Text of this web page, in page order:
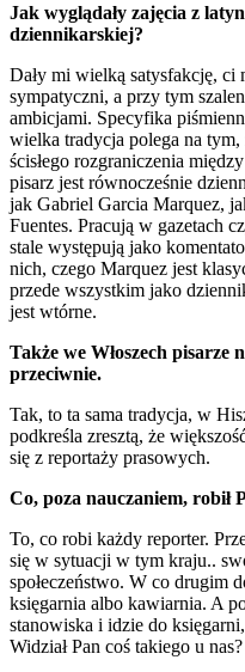
Jak wyglądały zajęcia z
dziennikarskiej?
Dały mi wielką satysfakcję, ci
sympatyczni, a przy tym
ambicjami. Specyfika
wielka tradycja polega na
ścisłego rozgraniczenia
pisarz jest równocześnie
jak Gabriel Garcia Marquez,
Fuentes. Pracują w gazetach
stale występują jako
nich, czego Marquez jest
przede wszystkim jako
jest wtórne.
Także we Włoszech pisarze
przeciwnie.
Tak, to ta sama tradycja, w
podkreśla zresztą, że
się z reportaży prasowych.
Co, poza nauczaniem, robił
To, co robi każdy reporter.
się w sytuacji w tym kraju..
społeczeństwo. W co drugim
księgarnia albo kawiarnia. A
stanowiska i idzie do
Widział Pan coś takiego u nas?